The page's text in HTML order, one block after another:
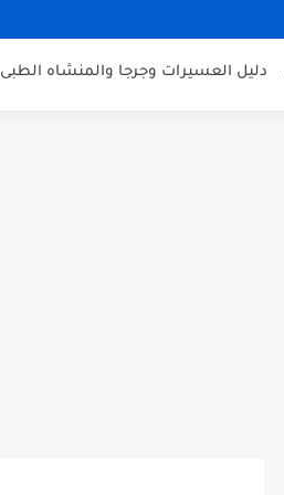
دليل العسيرات وجرجا والمنشاه الطبى